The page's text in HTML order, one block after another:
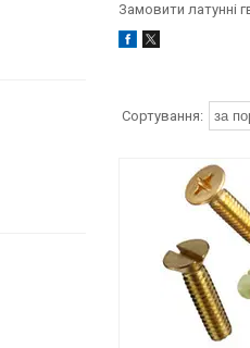
Замовити латунні